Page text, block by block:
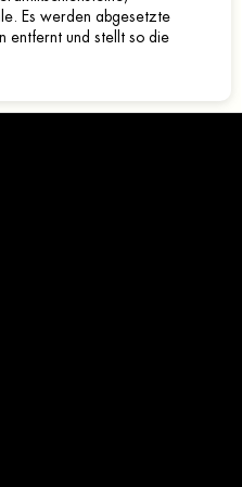
Es werden abgesetzte
entfernt und stellt so die